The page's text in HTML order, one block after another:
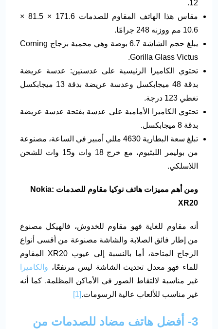
12.
مقاس هذا الهاتف المقاوم للصدمات 171.6 × 81.5 ×
10.6 مم ووزنه 248 جرامًا.
يبلغ حجم الشاشة 6.7 بوصة وهي محمية بزجاج Corning
Gorilla Glass Victus.
تحتوي الكاميرا الرئيسية على عدستين: عدسة عريضة
بدقة 48 ميجابكسل وعدسة عريضة بدقة 13 ميجابكسل
تغطي 123 درجة.
تحتوي الكاميرا الأمامية على عدسة بفتحة عدسة عريضة
بدقة 8 ميجابكسل.
تبلغ سعة البطارية 4630 مللي أمبير في الساعة، مصنوعة
من بوليمر الليثيوم، مع خرج 18 وات و15 وات للشحن
اللاسلكي.
ومن أهم مميزات هاتف نوكيا مقاوم للصدمات :
Nokia
XR20
أنه مقاوم للغاية فهو مقاوم للخدوش، فالهيكل مصنوع
من إطار فائق الصلابة والشاشة مصنوعة من أقسى أنواع
الزجاج المتاحة، أما بالنسبة إلى عيوب XR20 المقاوم
للماء فهو معدل تحديث الشاشة ليس مرتفعًا، والكاميرا
غير مناسبة لالتقاط الصور في الأماكن المظلمة. كما أنه
غير مناسب للألعاب عالية الرسومات.[1]
3- أفضل هاتف مضاد للصدمات من